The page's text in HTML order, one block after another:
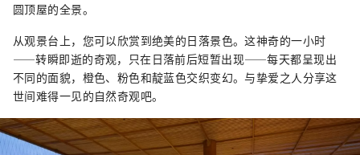
圆顶屋的全景。
从观景台上，您可以欣赏到绝美的日落景色。这神奇的一小时
——转瞬即逝的奇观，只在日落前后短暂出现——每天都呈现出
不同的面貌，橙色、粉色和靛蓝色交织变幻。与挚爱之人分享这
世间难得一见的自然奇观吧。